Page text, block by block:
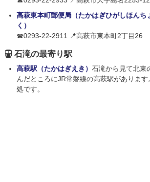
高萩東本町郵便局（たかはぎひがしほんち
く）
☎0293-22-2911 📍高萩市東本町2丁目26
石滝の最寄り駅
高萩駅（たかはぎえき） 石滝から見て北東
んだところにJR常磐線の高萩駅があります
処です。